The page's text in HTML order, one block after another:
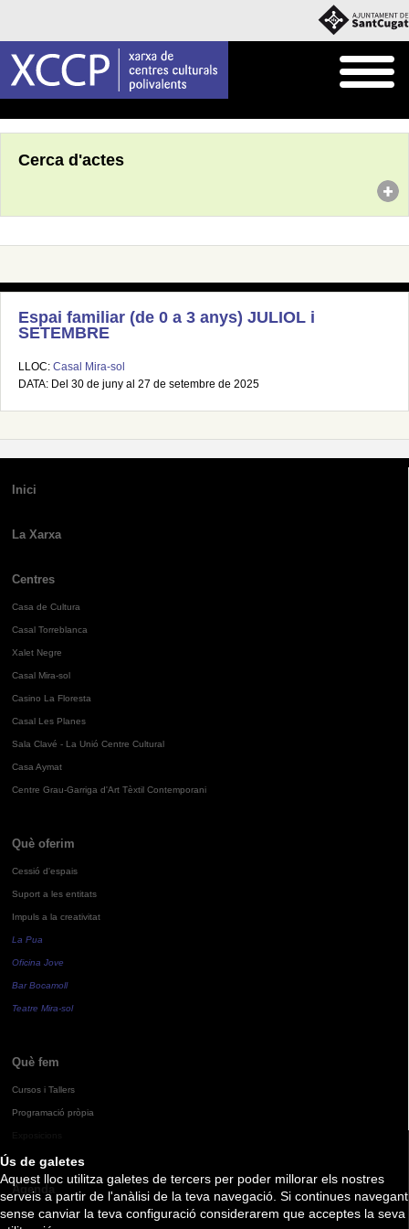
Ús de galetes
Aquest lloc utilitza galetes de tercers per poder millorar els nostres
serveis a partir de l'anàlisi de la teva navegació. Si continues navegant
sense canviar la teva configuració considerarem que acceptes la seva
Cerca d'actes
Espai familiar (de 0 a 3 anys) JULIOL i
SETEMBRE
LLOC: Casal Mira-sol
DATA: Del 30 de juny al 27 de setembre de 2025
Inici
La Xarxa
Centres
Casa de Cultura
Casal Torreblanca
Xalet Negre
Casal Mira-sol
Casino La Floresta
Casal Les Planes
Sala Clavé - La Unió Centre Cultural
Casa Aymat
Centre Grau-Garriga d'Art Tèxtil Contemporani
Què oferim
Cessió d'espais
Suport a les entitats
Impuls a la creativitat
La Pua
Oficina Jove
Bar Bocamoll
Teatre Mira-sol
Què fem
Cursos i Tallers
Programació pròpia
Agenda